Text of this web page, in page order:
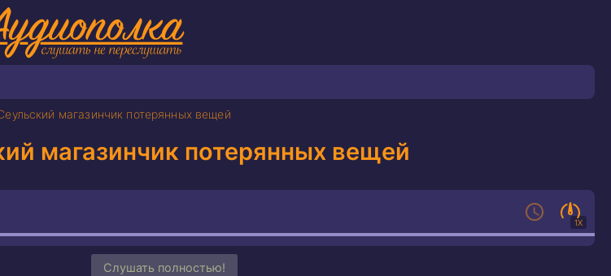
магазинчик потерянных вещей
магазинчик потерянных вещей
1X
Слушать полностью!